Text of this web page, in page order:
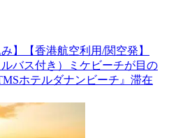
】【香港航空利用/関空発】
ルバス付き）ミケビーチが目の
ホテルダナンビーチ』滞在